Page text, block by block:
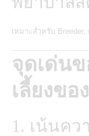
เหมาะสำหรับ
จุดเด่น
เลี้ยงขอ
1. เน้นค